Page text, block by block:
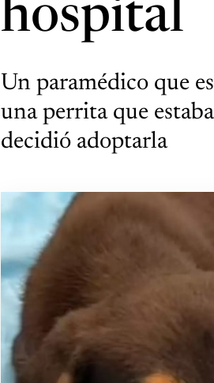
hospital
Un paramédico que
una perrita que
decidió adoptarla